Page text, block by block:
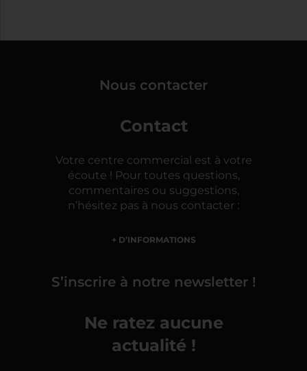
Nous contacter
Contact
Votre centre commercial est à votre
écoute ! Pour toutes questions,
commentaires ou suggestions,
n’hésitez pas à nous contacter :
+ D’INFORMATIONS
S’inscrire à notre newsletter !
Ne ratez aucune
actualité !